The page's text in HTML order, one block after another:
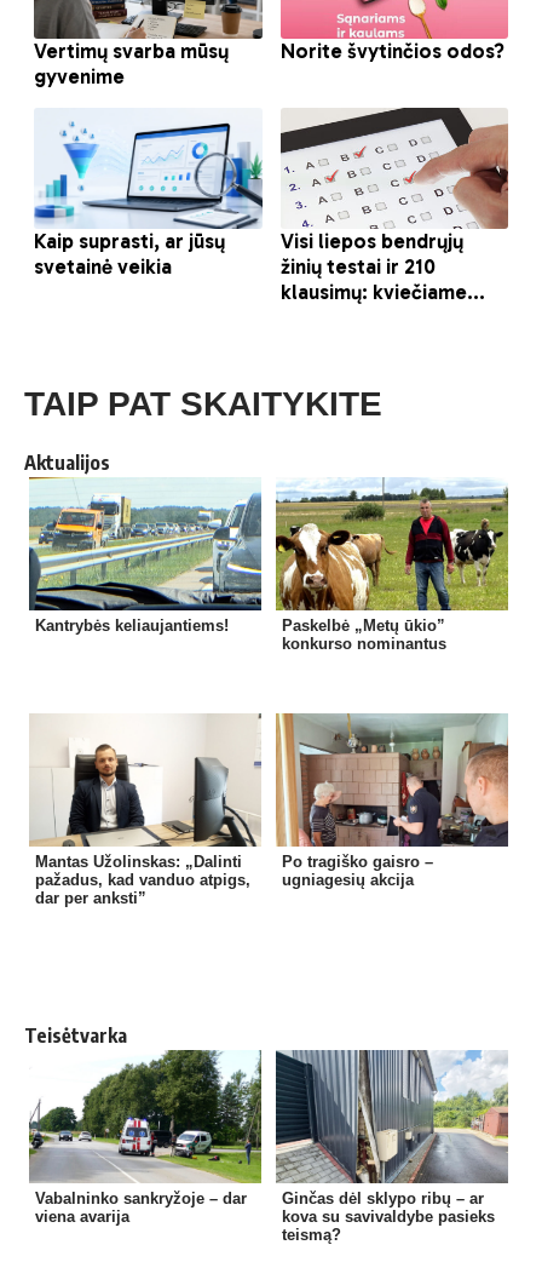
TAIP PAT SKAITYKITE
Aktualijos
Kantrybės keliaujantiems!
Paskelbė „Metų ūkio”
konkurso nominantus
Mantas Užolinskas: „Dalinti
pažadus, kad vanduo atpigs,
dar per anksti”
Po tragiško gaisro –
ugniagesių akcija
Teisėtvarka
Vabalninko sankryžoje – dar
viena avarija
Ginčas dėl sklypo ribų – ar
kova su savivaldybe pasieks
teismą?